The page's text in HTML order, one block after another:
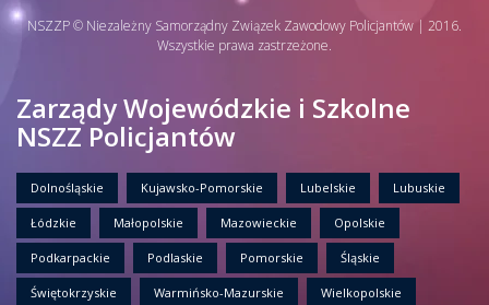
NSZZP © Niezależny Samorządny Związek Zawodowy Policjantów | 2016.
Wszystkie prawa zastrzeżone.
Zarządy Wojewódzkie i Szkolne
NSZZ Policjantów
Dolnośląskie Kujawsko-Pomorskie Lubelskie Lubuskie
Łódzkie Małopolskie Mazowieckie Opolskie
Podkarpackie Podlaskie Pomorskie Śląskie
Świętokrzyskie Warmińsko-Mazurskie Wielkopolskie